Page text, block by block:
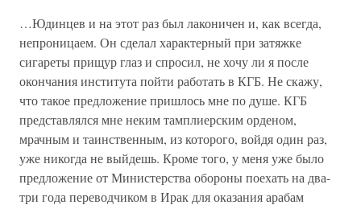
…Юдинцев и на этот раз был лаконичен и, как всегда,
непроницаем. Он сделал характерный при затяжке
сигареты прищур глаз и спросил, не хочу ли я после
окончания института пойти работать в КГБ. Не скажу,
что такое предложение пришлось мне по душе. КГБ
представлялся мне неким тамплиерским орденом,
мрачным и таинственным, из которого, войдя один раз,
уже никогда не выйдешь. Кроме того, у меня уже было
предложение от Министерства обороны поехать на два-
три года переводчиком в Ирак для оказания арабам